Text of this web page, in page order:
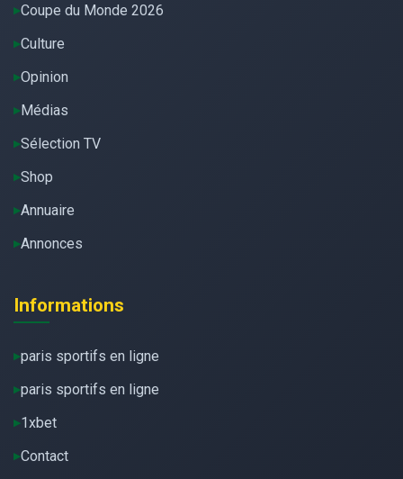
Coupe du Monde 2026
Culture
Opinion
Médias
Sélection TV
Shop
Annuaire
Annonces
Informations
paris sportifs en ligne
paris sportifs en ligne
1xbet
Contact